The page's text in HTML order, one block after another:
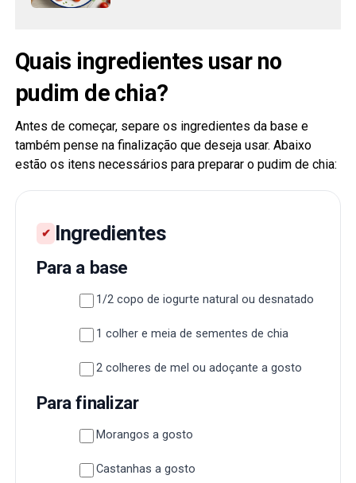
Quais ingredientes usar no
pudim de chia?
Antes de começar, separe os ingredientes da base e
também pense na finalização que deseja usar. Abaixo
estão os itens necessários para preparar o pudim de chia:
Ingredientes
Para a base
1/2 copo de iogurte natural ou desnatado
1 colher e meia de sementes de chia
2 colheres de mel ou adoçante a gosto
Para finalizar
Morangos a gosto
Castanhas a gosto